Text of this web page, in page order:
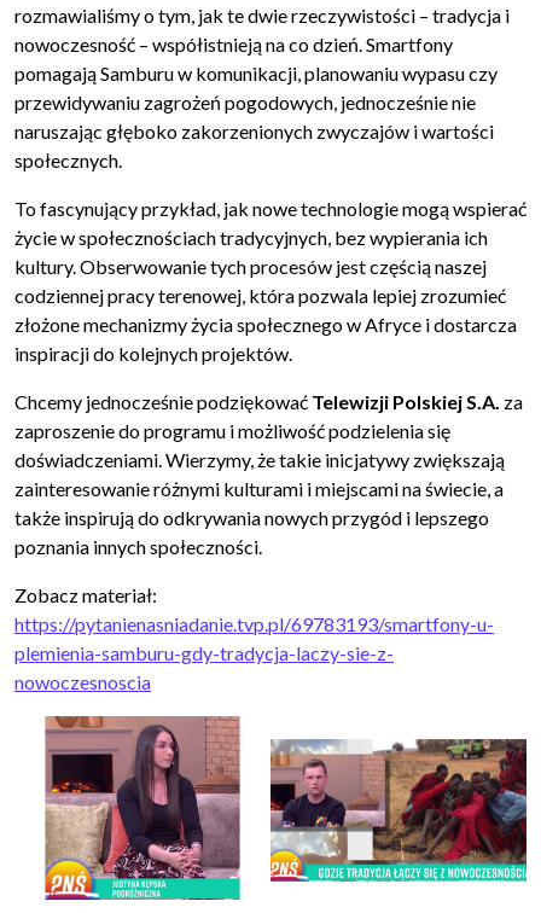
rozmawialiśmy o tym, jak te dwie rzeczywistości – tradycja i
nowoczesność – współistnieją na co dzień. Smartfony
pomagają Samburu w komunikacji, planowaniu wypasu czy
przewidywaniu zagrożeń pogodowych, jednocześnie nie
naruszając głęboko zakorzenionych zwyczajów i wartości
społecznych.
To fascynujący przykład, jak nowe technologie mogą wspierać
życie w społecznościach tradycyjnych, bez wypierania ich
kultury. Obserwowanie tych procesów jest częścią naszej
codziennej pracy terenowej, która pozwala lepiej zrozumieć
złożone mechanizmy życia społecznego w Afryce i dostarcza
inspiracji do kolejnych projektów.
Chcemy jednocześnie podziękować Telewizji Polskiej S.A. za
zaproszenie do programu i możliwość podzielenia się
doświadczeniami. Wierzymy, że takie inicjatywy zwiększają
zainteresowanie różnymi kulturami i miejscami na świecie, a
także inspirują do odkrywania nowych przygód i lepszego
poznania innych społeczności.
Zobacz materiał:
https://pytanienasniadanie.tvp.pl/69783193/smartfony-u-
plemienia-samburu-gdy-tradycja-laczy-sie-z-
nowoczesnoscia